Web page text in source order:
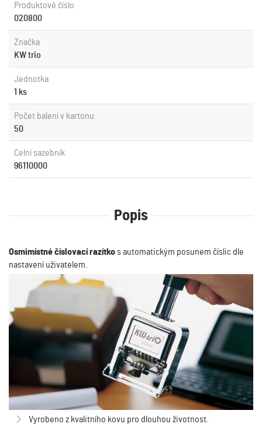
Produktové číslo
020800
Značka
KW trio
Jednotka
1 ks
Počet balení v kartonu
50
Celní sazebník
96110000
Popis
Osmimístné číslovací razítkos automatickým posunem číslic dle
nastavení uživatelem.
Vyrobeno z kvalitního kovu pro dlouhou životnost.